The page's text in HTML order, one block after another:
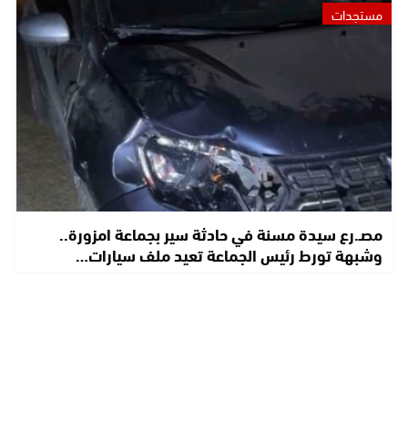
مستجدات
مصـ.رع سيدة مسنة في حادثة سير بجماعة امزورة..
وشبهة تورط رئيس الجماعة تعيد ملف سيارات…